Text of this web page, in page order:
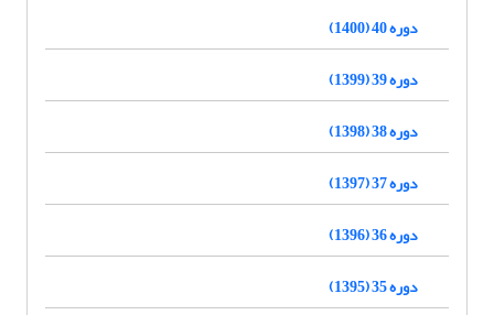
دوره 40 (1400)
دوره 39 (1399)
دوره 38 (1398)
دوره 37 (1397)
دوره 36 (1396)
دوره 35 (1395)